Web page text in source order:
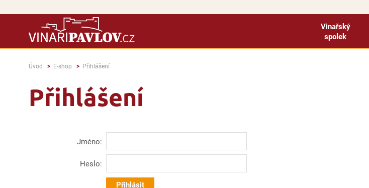
Vinařský
spolek
Úvod E-shop Přihlášení
Přihlášení
Jméno:
Heslo: